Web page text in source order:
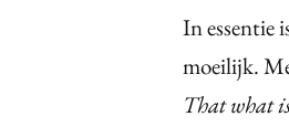
In essentie
moeilijk.
That what